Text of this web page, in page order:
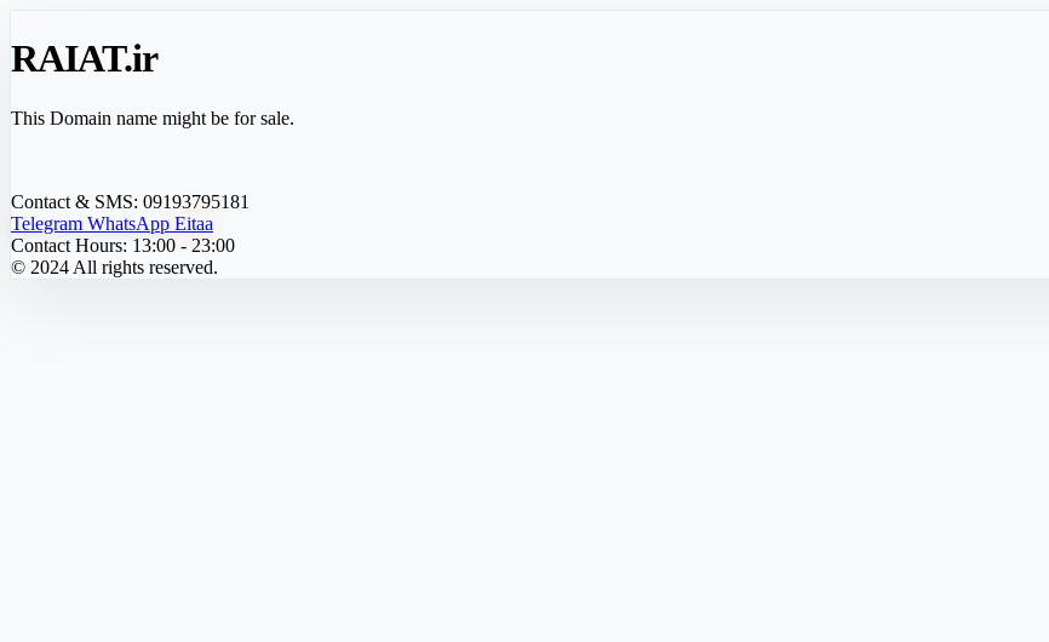
RAIAT.ir
This Domain name might be for sale.
Contact & SMS: 09193795181
Telegram WhatsApp Eitaa
Contact Hours: 13:00 - 23:00
© 2024 All rights reserved.